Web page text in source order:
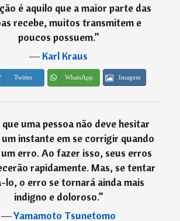
é aquilo que a maior parte das
recebe, muitos transmitem e
poucos possuem.”
―Karl Kraus
Twitter WhatsApp Imagem
que uma pessoa não deve hesitar
instante em se corrigir quando
erro. Ao fazer isso, seus erros
rapidamente. Mas, se tentar
lo, o erro se tornará ainda mais
indigno e doloroso.”
―Yamamoto Tsunetomo